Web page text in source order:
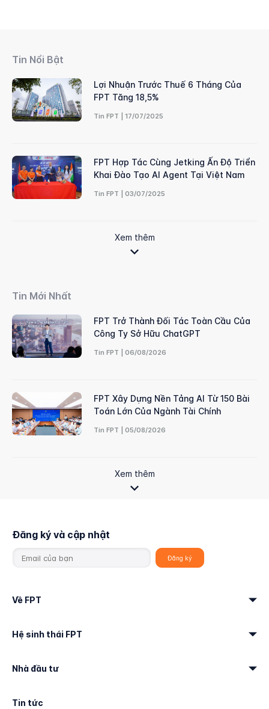
Tin Nổi Bật
Lợi Nhuận Trước Thuế 6 Tháng Của
FPT Tăng 18,5%
Tin FPT | 17/07/2025
FPT Hợp Tác Cùng Jetking Ấn Độ Triển
Khai Đào Tạo AI Agent Tại Việt Nam
Tin FPT | 03/07/2025
Xem thêm
Tin Mới Nhất
FPT Trở Thành Đối Tác Toàn Cầu Của
Công Ty Sở Hữu ChatGPT
Tin FPT | 06/08/2026
FPT Xây Dựng Nền Tảng AI Từ 150 Bài
Toán Lớn Của Ngành Tài Chính
Tin FPT | 05/08/2026
Xem thêm
Đăng ký và cập nhật
Về FPT
Hệ sinh thái FPT
Nhà đầu tư
Tin tức